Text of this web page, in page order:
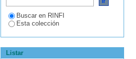
Buscar en RINFI
Esta colección
Listar